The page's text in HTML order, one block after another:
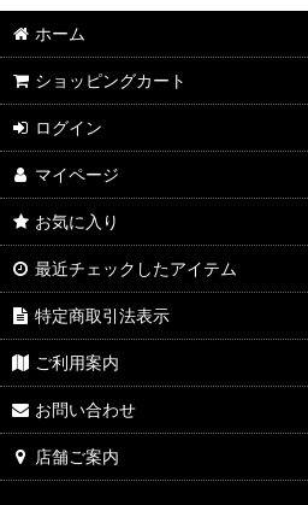
2026年6月DMワイン
2026年5月DMワイン
2026年4月DMワイン
2026年3月DMワイン
2026年2月DMワイン
2026年1月DMワイン
2025年12月DMワイン
2025年11月DMワイン
2025年10月DMワイン
ホーム
ショッピングカート
ログイン
マイページ
お気に入り
最近チェックしたアイテム
特定商取引法表示
ご利用案内
お問い合わせ
店舗ご案内